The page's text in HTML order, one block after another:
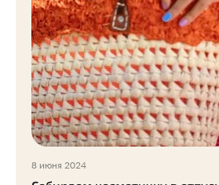
8 июня 2024